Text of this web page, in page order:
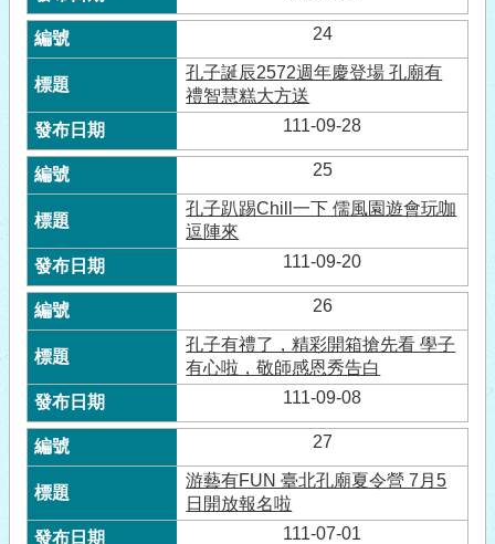
24
孔子誕辰2572週年慶登場 孔廟有
禮智慧糕大方送
111-09-28
25
孔子趴踢Chill一下 儒風園遊會玩咖
逗陣來
111-09-20
26
孔子有禮了，精彩開箱搶先看 學子
有心啦，敬師感恩秀告白
111-09-08
27
游藝有FUN 臺北孔廟夏令營 7月5
日開放報名啦
111-07-01